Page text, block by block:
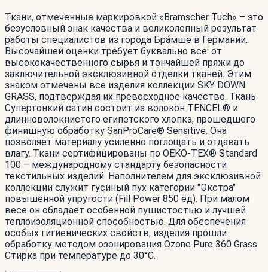
Ткани, отмеченные маркировкой «Bramscher Tuch» – это
безусловный знак качества и великолепный результат
работы специалистов из города Бра́мше в Германии.
Высочайшей оценки требует буквально все: от
высококачественного сырья и тончайшей пряжи до
заключительной эксклюзивной отделки тканей. Этим
знаком отмечены все изделия коллекции SKY DOWN
GRASS, подтверждая их превосходное качество. Ткань
Супертонкий сатин состоит из волокон TENCEL® и
длинноволокнистого египетского хлопка, прошедшего
финишную обработку SanProCare® Sensitive. Она
позволяет материалу усиленно поглощать и отдавать
влагу. Ткани сертифицированы по OEKO-TEX® Standard
100 – международному стандарту безопасности
текстильных изделий. Наполнителем для эксклюзивной
коллекции служит гусиный пух категории "Экстра"
повышенной упругости (Fill Power 850 ед). При малом
весе он обладает особенной пушистостью и лучшей
теплоизоляционной способностью. Для обеспечения
особых гигиенических свойств, изделия прошли
обработку методом озонирования Ozone Pure 360 Grass.
Стирка при температуре до 30°С.